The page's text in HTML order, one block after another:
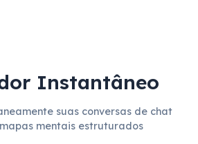
Instantâneo
suas conversas de chat
mentais estruturados